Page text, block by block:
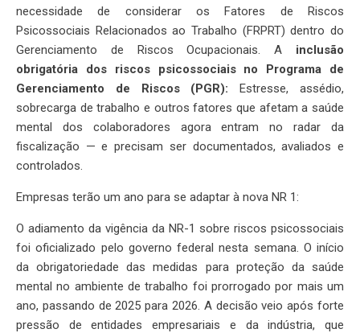
necessidade de considerar os Fatores de Riscos
Psicossociais Relacionados ao Trabalho (FRPRT) dentro do
Gerenciamento de Riscos Ocupacionais. A inclusão
obrigatória dos riscos psicossociais no Programa de
Gerenciamento de Riscos (PGR): Estresse, assédio,
sobrecarga de trabalho e outros fatores que afetam a saúde
mental dos colaboradores agora entram no radar da
fiscalização — e precisam ser documentados, avaliados e
controlados.
Empresas terão um ano para se adaptar à nova NR 1:
O adiamento da vigência da NR-1 sobre riscos psicossociais
foi oficializado pelo governo federal nesta semana. O início
da obrigatoriedade das medidas para proteção da saúde
mental no ambiente de trabalho foi prorrogado por mais um
ano, passando de 2025 para 2026. A decisão veio após forte
pressão de entidades empresariais e da indústria, que